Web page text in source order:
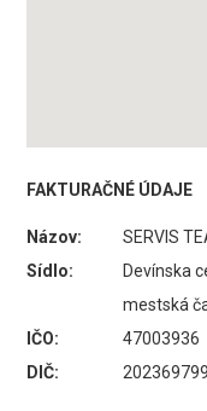
FAKTURAČNÉ ÚDAJE
Názov:
SERVIS
Sídlo:
Devínska
mestská
IČO:
47003936
DIČ: